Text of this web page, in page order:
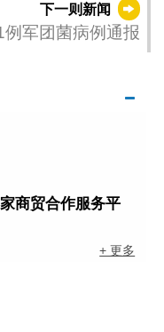
下一则新闻
例军团菌病例通报
商贸合作服务平
+ 更多